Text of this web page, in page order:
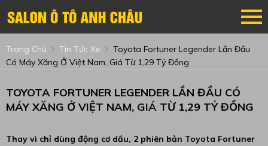
Trang Chủ Tin Tức Xe
Toyota Fortuner Legender Lần Đầu
Có Máy Xăng Ở Việt Nam, Giá Từ 1,29 Tỷ Đồng
TOYOTA FORTUNER LEGENDER LẦN ĐẦU CÓ
MÁY XĂNG Ở VIỆT NAM, GIÁ TỪ 1,29 TỶ ĐỒNG
Thay vì chỉ dùng động cơ dầu, 2 phiên bản Toyota Fortuner